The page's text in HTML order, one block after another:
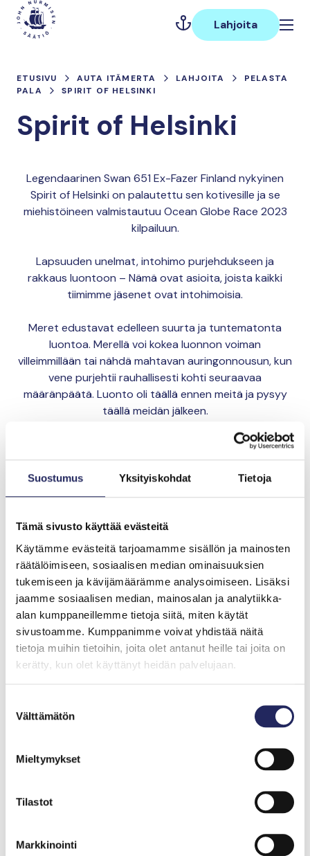
Suostumus Yksityiskohdat Tietoja
Tämä sivusto käyttää evästeitä
Käytämme evästeitä tarjoamamme sisällön ja mainosten
räätälöimiseen, sosiaalisen median ominaisuuksien
tukemiseen ja kävijämäärämme analysoimiseen. Lisäksi
jaamme sosiaalisen median, mainosalan ja analytiikka-
alan kumppaneillemme tietoja siitä, miten käytät
sivustoamme. Kumppanimme voivat yhdistää näitä
tietoja muihin tietoihin, joita olet antanut heille tai joita on
kerätty, kun olet käyttänyt heidän palvelujaan.
valinta
Välttämätön
Mieltymykset
Tilastot
Markkinointi
Hyppää
sisältöön
Päävalikko
Lahjoita
ETUSIVU AUTA ITÄMERTA LAHJOITA
PELASTA
PALA
SPIRIT OF HELSINKI
Spirit of Helsinki
Legendaarinen Swan 651 Ex-Fazer Finland nykyinen
Spirit of Helsinki on palautettu sen kotivesille ja se
miehistöineen valmistautuu Ocean Globe Race 2023
kilpailuun.
Lapsuuden unelmat, intohimo purjehdukseen ja
rakkaus luontoon – Nämä ovat asioita, joista kaikki
tiimimme jäsenet ovat intohimoisia.
Meret edustavat edelleen suurta ja tuntematonta
luontoa. Merellä voi kokea luonnon voiman
villeimmillään tai nähdä mahtavan auringonnousun, kun
vene purjehtii rauhallisesti kohti seuraavaa
määränpäätä. Luonto oli täällä ennen meitä ja pysyy
täällä meidän jälkeen.
0 €
Tiimille tehdyt
lahjoitukset